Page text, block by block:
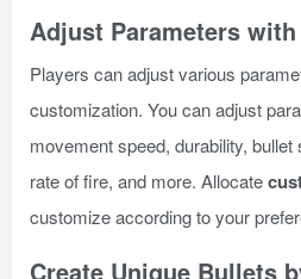
Adjust Parameters
Players can adjust various
customization. You can adjust
movement speed, durability, bullet
rate of fire, and more. Allocate
customize according to your
Create Unique Bullets